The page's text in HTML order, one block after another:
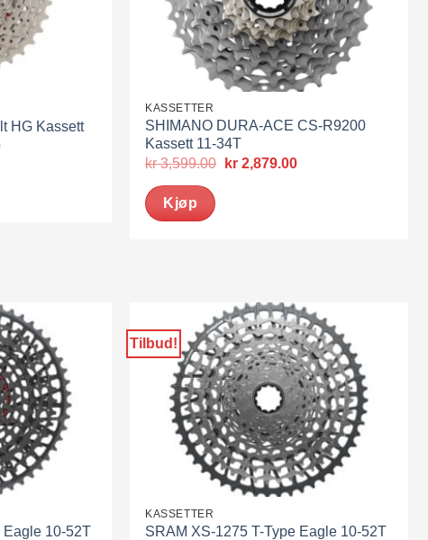
HG Kassett
Nåværende
KASSETTER
SHIMANO DURA-ACE CS-R9200
Kassett 11-34T
kr3,599.00 Opprinnelig
kr2,879.00Nåværende
Kjøp
Eagle 10-52T
Tilbud!
KASSETTER
SRAM XS-1275 T-Type Eagle 10-52T